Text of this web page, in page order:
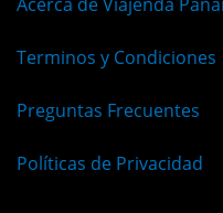
Acerca de Viajenda
Terminos y Condiciones
Preguntas Frecuentes
Políticas de Privacidad